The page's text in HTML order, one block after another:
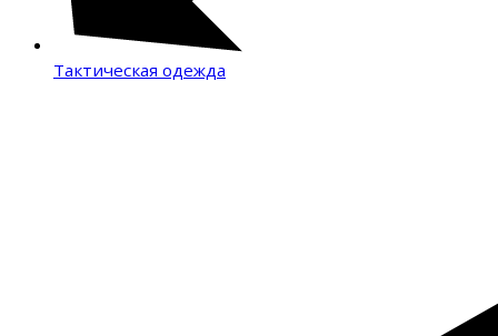
Тактическая одежда